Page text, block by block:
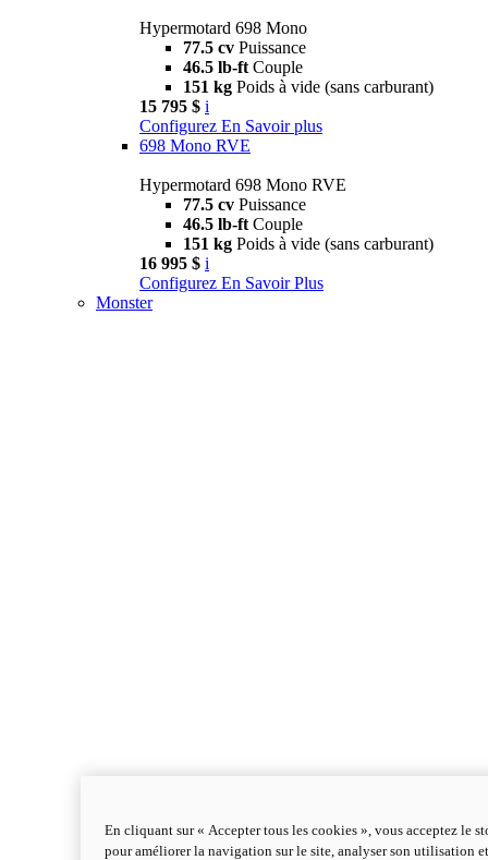
Hypermotard 698 Mono
77.5 cv Puissance
46.5 lb-ft Couple
151 kg Poids à vide (sans carburant)
15 795 $ i
Configurez En Savoir plus
698 Mono RVE
Hypermotard 698 Mono RVE
77.5 cv Puissance
46.5 lb-ft Couple
151 kg Poids à vide (sans carburant)
16 995 $ i
Configurez En Savoir Plus
Monster
En cliquant sur « Accepter tous les cookies », vous acceptez le
pour améliorer la navigation sur le site, analyser son utilisation